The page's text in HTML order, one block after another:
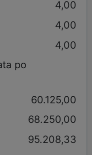
4,00
4,00
4,00
po
60.125,00
68.250,00
95.208,33